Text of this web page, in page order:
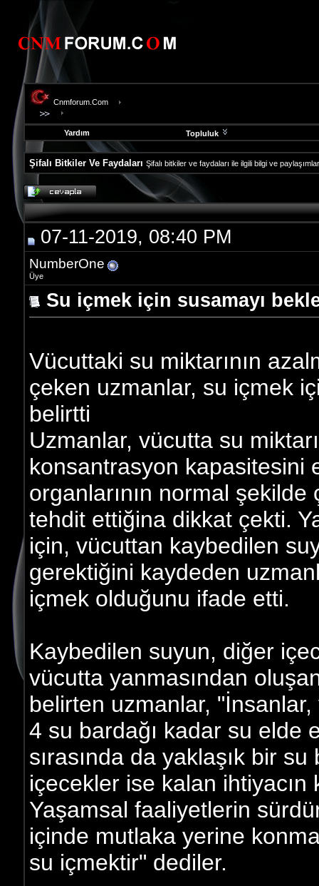
Cnmforum.Com
Yardım Topluluk
Şifalı Bitkiler Ve Faydaları Şifalı bitkiler ve faydaları ile ilgili bilgi ve
evooli
fethiye
escort
gaziantep
escort
gaziantep
escort
07-11-2019, 08:40 PM
NumberOne
Üye
Su içmek için susamayı
Vücuttaki su miktarının
çeken uzmanlar, su içmek
belirtti
Uzmanlar, vücutta su
konsantrasyon kapasitesini
organlarının normal şekilde
tehdit ettiğina dikkat çekti.
için, vücuttan kaybedilen
gerektiğini kaydeden
içmek olduğunu ifade etti.
Kaybedilen suyun, diğer
vücutta yanmasından
belirten uzmanlar,
4 su bardağı kadar su elde
sırasında da yaklaşık bir
içecekler ise kalan ihtiyacın
Yaşamsal faaliyetlerin
içinde mutlaka yerine
su içmektir" dediler.